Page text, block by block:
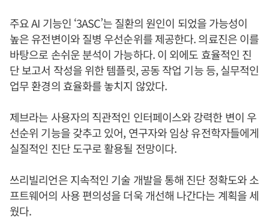
주요 AI 기능인 ‘3ASC’는 질환의 원인이 되었을 가능성이
높은 유전변이와 질병 우선순위를 제공한다. 의료진은 이를
바탕으로 손쉬운 분석이 가능하다. 이 외에도 효율적인 진
단 보고서 작성을 위한 템플릿, 공동 작업 기능 등, 실무적인
업무 환경의 효율화를 놓치지 않았다.
제브라는 사용자의 직관적인 인터페이스와 강력한 변이 우
선순위 기능을 갖추고 있어, 연구자와 임상 유전학자들에게
실질적인 진단 도구로 활용될 전망이다.
쓰리빌리언은 지속적인 기술 개발을 통해 진단 정확도와 소
프트웨어의 사용 편의성을 더욱 개선해 나간다는 계획을 세
웠다.